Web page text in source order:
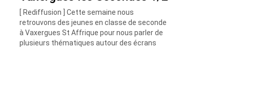
[ Rediffusion ] Cette semaine nous
retrouvons des jeunes en classe de seconde
à Vaxergues St Affrique pour nous parler de
plusieurs thématiques autour des écrans